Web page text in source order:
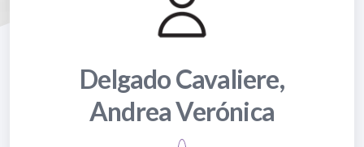
Delgado Cavaliere,
Andrea Verónica